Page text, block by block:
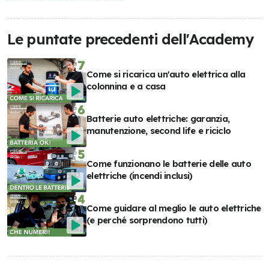
Le puntate precedenti dell'Academy
Come si ricarica un'auto elettrica alla
colonnina e a casa
Batterie auto elettriche: garanzia,
manutenzione, second life e riciclo
Come funzionano le batterie delle auto
elettriche (incendi inclusi)
Come guidare al meglio le auto elettriche
(e perché sorprendono tutti)